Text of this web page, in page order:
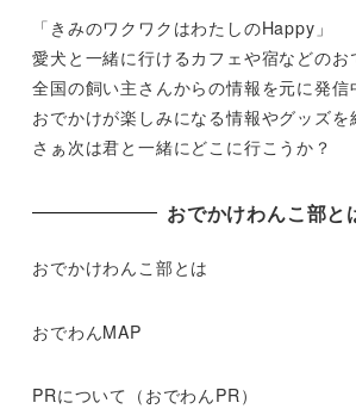
「きみのワクワクはわたしのHappy」
愛犬と一緒に行けるカフェや宿などのお
全国の飼い主さんからの情報を元に発信
おでかけが楽しみになる情報やグッズを
さぁ次は君と一緒にどこに行こうか？
おでかけわんこ部と
おでかけわんこ部とは
おでわんMAP
PRについて（おでわんPR）